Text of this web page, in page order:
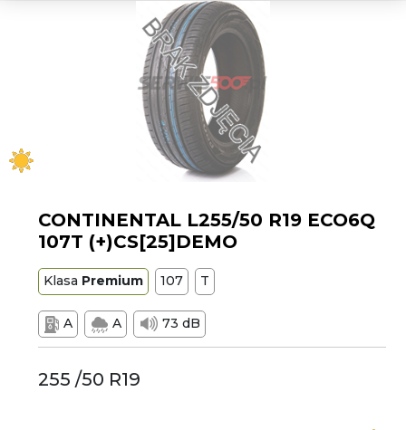
CONTINENTAL L255/50 R19 ECO6Q
107T (+)CS[25]DEMO
Klasa Premium 107 T
A A 73 dB
255 /50 R19